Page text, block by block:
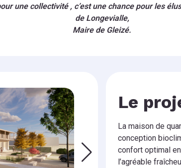
une collectivité , c’est une chance pour les
de Longevialle,
Maire de Gleizé.
Le
La maison de
conception
confort optimal
l’agréable